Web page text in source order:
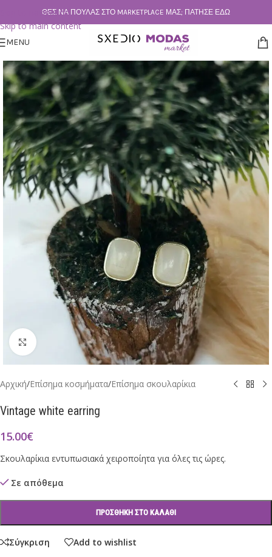
Skip to navigation
Skip to main content
ΘΕΣ ΝΑ ΠΟΥΛΆΣ ΣΤΟ MARKETPLACE ΜΑΣ; ΠΆΤΗΣΕ ΕΔΏ
MENU
Click to enlarge
Αρχική/Επίσημα κοσμήματα/Επίσημα σκουλαρίκια
Vintage white earring
15.00€
Σκουλαρίκια εντυπωσιακά χειροποίητα για όλες τις ώρες.
Σε απόθεμα
ΠΡΟΣΘΉΚΗ ΣΤΟ ΚΑΛΆΘΙ
Σύγκριση Add to wishlist